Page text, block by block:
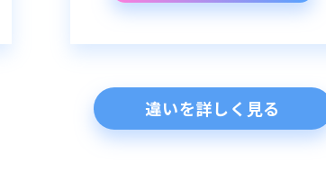
違いを詳しく見る